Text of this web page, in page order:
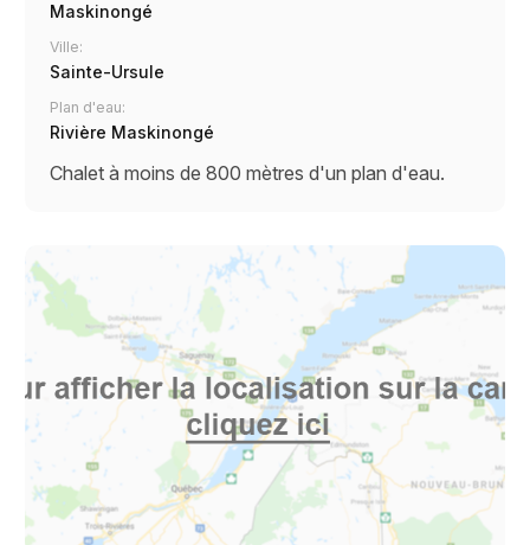
Maskinongé
Ville:
Sainte-Ursule
Plan d'eau:
Rivière Maskinongé
Chalet à moins de 800 mètres d'un plan d'eau.